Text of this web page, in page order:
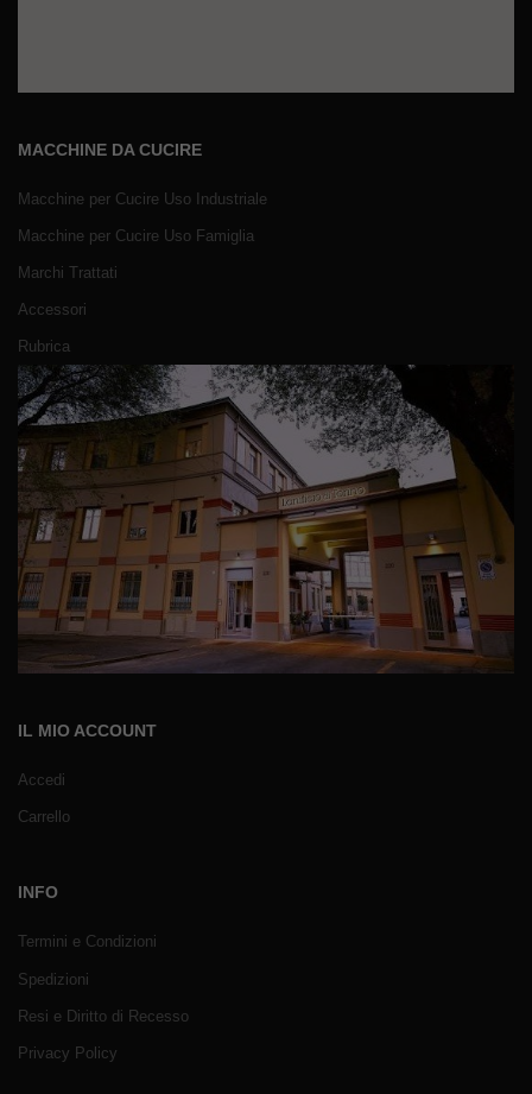
MACCHINE DA CUCIRE
Macchine per Cucire Uso Industriale
Macchine per Cucire Uso Famiglia
Marchi Trattati
Accessori
Rubrica
IL MIO ACCOUNT
Accedi
Carrello
INFO
Termini e Condizioni
Spedizioni
Resi e Diritto di Recesso
Privacy Policy